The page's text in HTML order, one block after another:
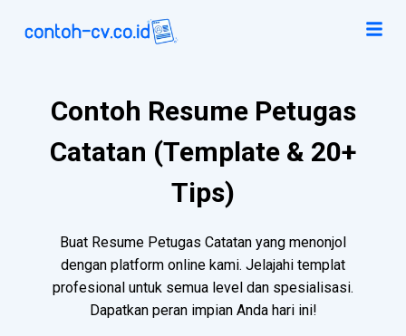
Contoh Resume Petugas
Catatan (Template & 20+
Tips)
Buat Resume Petugas Catatan yang menonjol
dengan platform online kami. Jelajahi templat
profesional untuk semua level dan spesialisasi.
Dapatkan peran impian Anda hari ini!